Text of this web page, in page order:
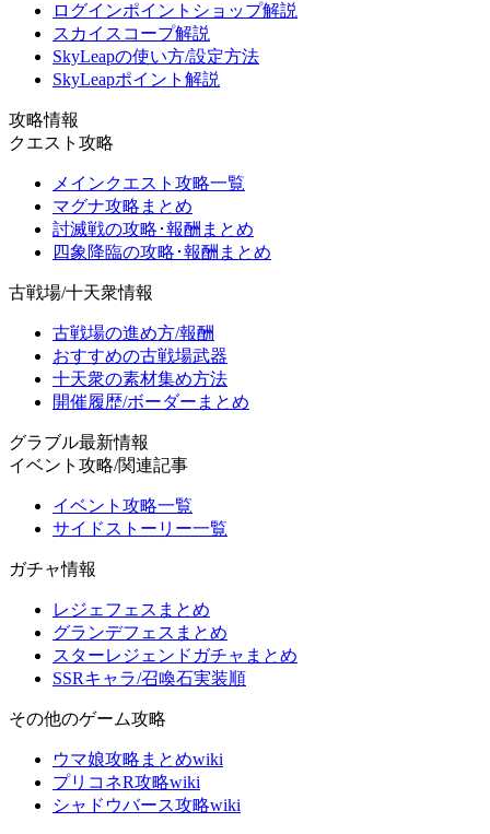
ログインポイントショップ解説
スカイスコープ解説
SkyLeapの使い方/設定方法
SkyLeapポイント解説
攻略情報
クエスト攻略
メインクエスト攻略一覧
マグナ攻略まとめ
討滅戦の攻略･報酬まとめ
四象降臨の攻略･報酬まとめ
古戦場/十天衆情報
古戦場の進め方/報酬
おすすめの古戦場武器
十天衆の素材集め方法
開催履歴/ボーダーまとめ
グラブル最新情報
イベント攻略/関連記事
イベント攻略一覧
サイドストーリー一覧
ガチャ情報
レジェフェスまとめ
グランデフェスまとめ
スターレジェンドガチャまとめ
SSRキャラ/召喚石実装順
その他のゲーム攻略
ウマ娘攻略まとめwiki
プリコネR攻略wiki
シャドウバース攻略wiki